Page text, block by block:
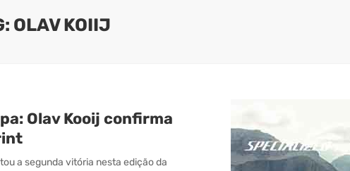
OLAV KOIIJ
Olav Kooij confirma
a segunda vitória nesta edição da